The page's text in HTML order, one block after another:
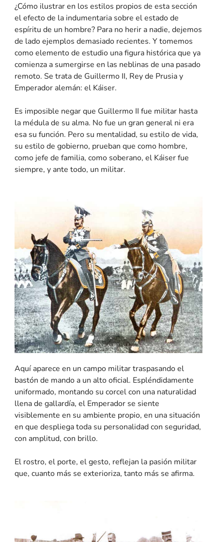
¿Cómo ilustrar en los estilos propios de esta sección
el efecto de la indumentaria sobre el estado de
espíritu de un hombre? Para no herir a nadie, dejemos
de lado ejemplos demasiado recientes. Y tomemos
como elemento de estudio una figura histórica que ya
comienza a sumergirse en las neblinas de una pasado
remoto. Se trata de Guillermo II, Rey de Prusia y
Emperador alemán: el Káiser.
Es imposible negar que Guillermo II fue militar hasta
la médula de su alma. No fue un gran general ni era
esa su función. Pero su mentalidad, su estilo de vida,
su estilo de gobierno, prueban que como hombre,
como jefe de familia, como soberano, el Káiser fue
siempre, y ante todo, un militar.
Aquí aparece en un campo militar traspasando el
bastón de mando a un alto oficial. Espléndidamente
uniformado, montando su corcel con una naturalidad
llena de gallardía, el Emperador se siente
visiblemente en su ambiente propio, en una situación
en que despliega toda su personalidad con seguridad,
con amplitud, con brillo.
El rostro, el porte, el gesto, reflejan la pasión militar
que, cuanto más se exterioriza, tanto más se afirma.